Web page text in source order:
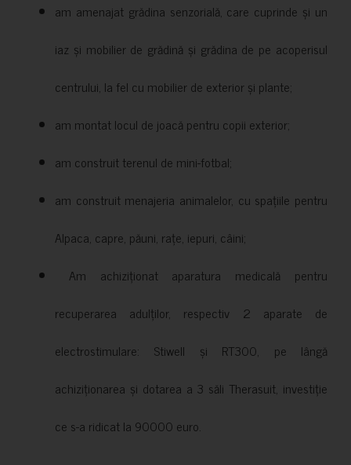
am amenajat grădina senzorială, care cuprinde și un
iaz și mobilier de grădină și grădina de pe acoperisul
centrului, la fel cu mobilier de exterior și plante;
am montat locul de joacă pentru copii exterior;
am construit terenul de mini-fotbal;
am construit menajeria animalelor, cu spațiile pentru
Alpaca, capre, păuni, rațe, iepuri, câini;
Am achiziționat aparatura medicală pentru
recuperarea adulților, respectiv 2 aparate de
electrostimulare: Stiwell și RT300, pe lângă
achiziționarea și dotarea a 3 săli Therasuit, investiție
ce s-a ridicat la 90000 euro.